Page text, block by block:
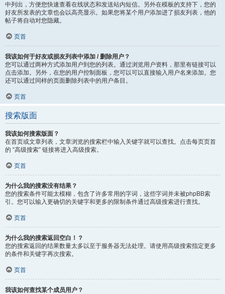
中列出，方便您快速查看在线状态和发送站内短信。另外在模板的支持下，您的
好友所发表的文章也会以高亮显示。如果您将某个用户添加进了损友列表，他的
帖子将自动对您隐藏。
页首
我该如何于好友或损友列表中添加 / 删除用户？
您可以通过两种方式添加用户到您的列表。通过浏览用户资料，那里有链接可以
点击添加。另外，在您的用户控制面板，您可以可以直接输入用户名来添加。您
还可以通过同样的页面删除列表中的用户条目。
页首
搜索版面
我该如何搜索版面？
在首页或文章列表，文章浏览的搜索栏中输入关键字就可以查找。点击每页页首
的 “高级搜索” 链接将进入高级搜索。
页首
为什么我的搜索没有结果？
您的搜索条件可能太模糊，包含了许多常用的字词，这些字词并未被phpBB索
引。您可以输入更确切的关键字和更多的限制条件通过高级搜索进行查找。
页首
为什么我的搜索返回空白！？
您的搜索返回的结果数量太多以至于服务器无法处理。请使用高级搜索指定更多
的条件和关键字再次搜索。
页首
我该如何查找某个成员用户？